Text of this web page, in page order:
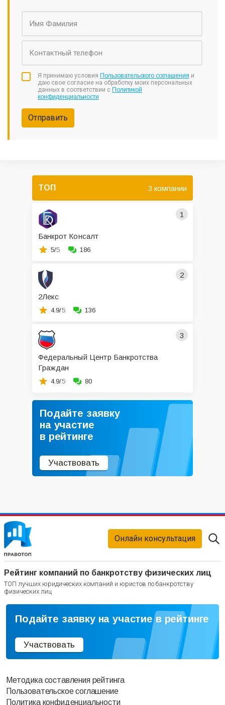
Я принимаю условия Пользовательского соглашения и
даю свое согласие на обработку моих персональных
данных в соответствии с Политикой
конфиденциальности
Отправить
ТОП 3 компании
1
Банкрот Консалт
5/5 186
2
2Лекс
4.9/5 136
3
Федеральный Центр Банкротства
Граждан
4.9/5 80
Подайте заявку
на участие
в рейтинге
Участвовать
Рейтинг компаний по банкротству физических лиц
ТОП лучших юридических компаний и юристов по банкротству
физических лиц
Онлайн консультация
Подайте заявку на участие в рейтинге
Участвовать
Методика составления рейтинга
Пользовательское соглашение
Политика конфиденциальности